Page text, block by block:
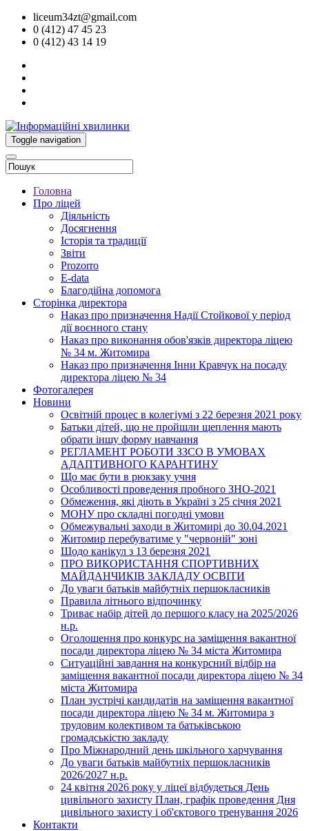
liceum34zt@gmail.com
0 (412) 47 45 23
0 (412) 43 14 19
Toggle navigation
Головна
Про ліцей
Діяльність
Досягнення
Історія та традиції
Звіти
Prozorro
E-data
Благодійна допомога
Сторінка директора
Наказ про призначення Надії Стойкової у період
дії воєнного стану
Наказ про виконання обов'язків директора ліцею
№ 34 м. Житомира
Наказ про призначення Інни Кравчук на посаду
директора ліцею № 34
Фотогалерея
Новини
Освітній процес в колегіумі з 22 березня 2021 року
Батьки дітей, що не пройшли щеплення мають
обрати іншу форму навчання
РЕГЛАМЕНТ РОБОТИ ЗЗСО В УМОВАХ
АДАПТИВНОГО КАРАНТИНУ
Що має бути в рюкзаку учня
Особливості проведення пробного ЗНО-2021
Обмеження, які діють в Україні з 25 січня 2021
МОНУ про складні погодні умови
Обмежувальні заходи в Житомирі до 30.04.2021
Житомир перебуватиме у "червоній" зоні
Щодо канікул з 13 березня 2021
ПРО ВИКОРИСТАННЯ СПОРТИВНИХ
МАЙДАНЧИКІВ ЗАКЛАДУ ОСВІТИ
До уваги батьків майбутніх першокласників
Правила літнього відпочинку
Триває набір дітей до першого класу на 2025/2026
н.р.
Оголошення про конкурс на заміщення вакантної
посади директора ліцею № 34 міста Житомира
Ситуаційні завдання на конкурсний відбір на
заміщення вакантної посади директора ліцею № 34
міста Житомира
План зустрічі кандидатів на заміщення вакантної
посади директора ліцею № 34 м. Житомира з
трудовим колективом та батьківською
громадськістю закладу
Про Міжнародний день шкільного харчування
До уваги батьків майбутніх першокласників
2026/2027 н.р.
24 квітня 2026 року у ліцеї відбудеться День
цивільного захисту План, графік проведення Дня
цивільного захисту і об'єктового тренування 2026
Контакти